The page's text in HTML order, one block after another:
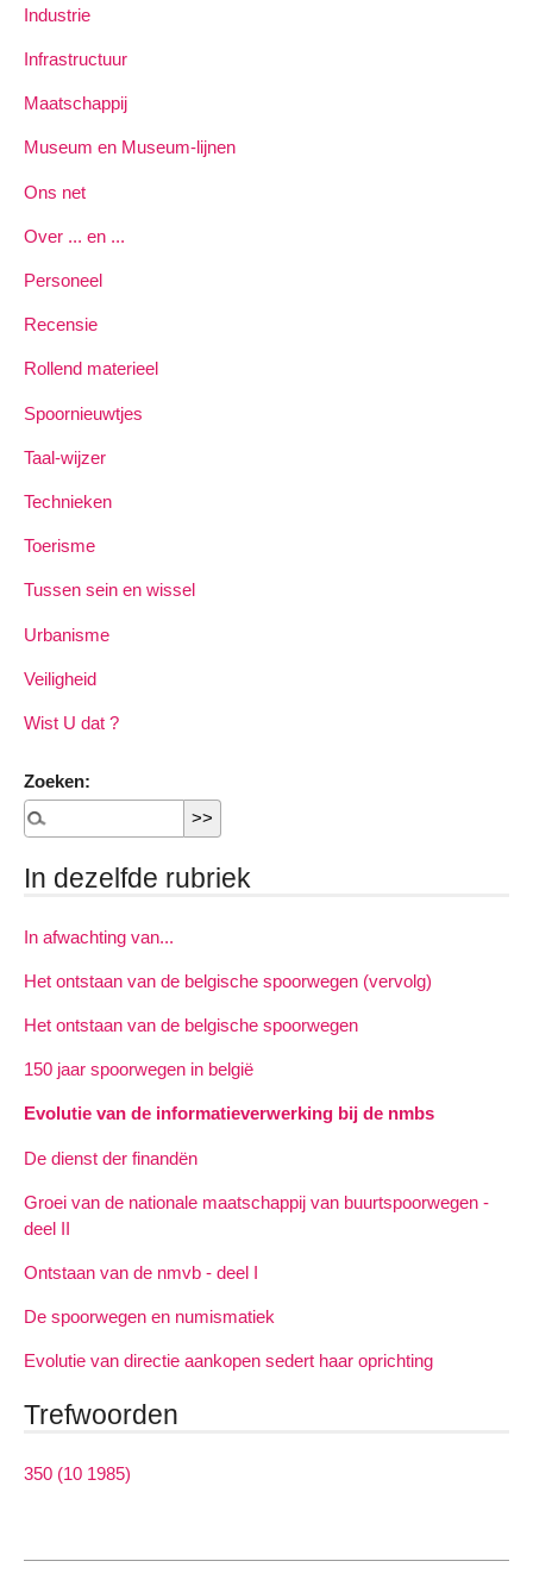
Industrie
Infrastructuur
Maatschappij
Museum en Museum-lijnen
Ons net
Over ... en ...
Personeel
Recensie
Rollend materieel
Spoornieuwtjes
Taal-wijzer
Technieken
Toerisme
Tussen sein en wissel
Urbanisme
Veiligheid
Wist U dat ?
Zoeken:
In dezelfde rubriek
In afwachting van...
Het ontstaan van de belgische spoorwegen (vervolg)
Het ontstaan van de belgische spoorwegen
150 jaar spoorwegen in belgië
Evolutie van de informatieverwerking bij de nmbs
De dienst der finandën
Groei van de nationale maatschappij van buurtspoorwegen -
deel II
Ontstaan van de nmvb - deel I
De spoorwegen en numismatiek
Evolutie van directie aankopen sedert haar oprichting
Trefwoorden
350 (10 1985)